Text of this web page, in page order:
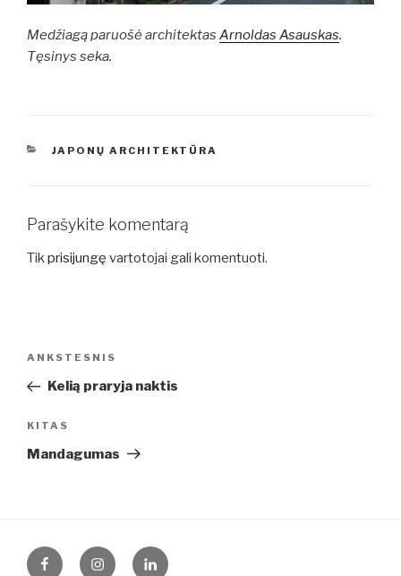
Medžiagą paruošė architektas Arnoldas Asauskas.
Tęsinys seka.
KATEGORIJOS
JAPONŲ ARCHITEKTŪRA
Parašykite komentarą
Tikprisijungę vartotojai gali komentuoti.
įrašų
Ankstesnis
įrašas
ANKSTESNIS
Kelią praryja naktis
Kitas
įrašas
KITAS
Mandagumas
FacebookInstagramLinkedIn